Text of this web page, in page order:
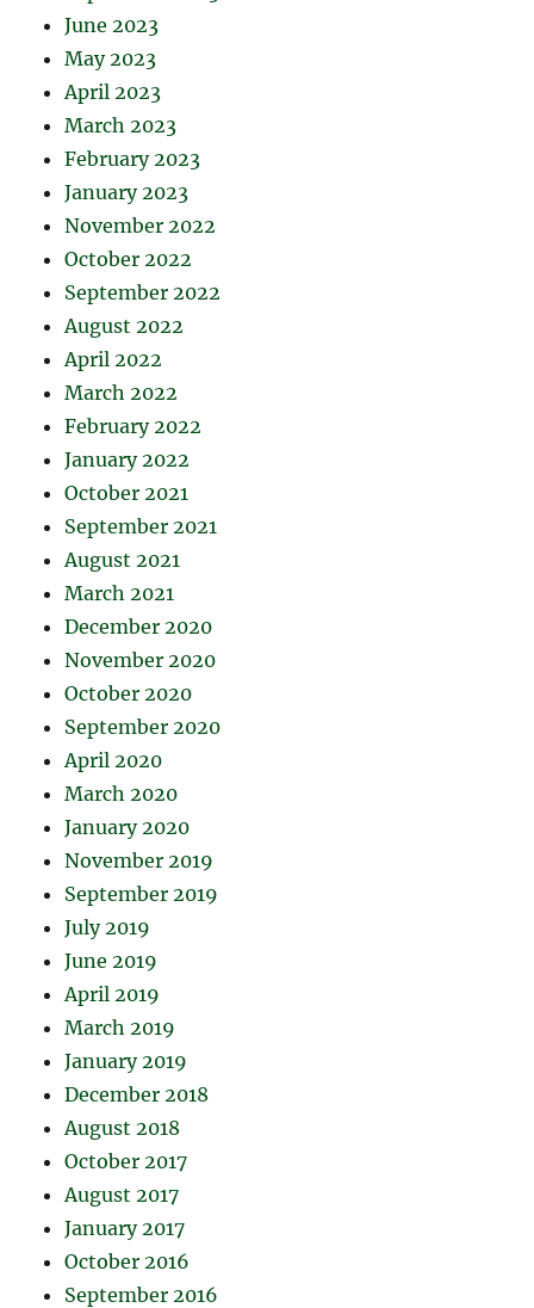
June 2023
May 2023
April 2023
March 2023
February 2023
January 2023
November 2022
October 2022
September 2022
August 2022
April 2022
March 2022
February 2022
January 2022
October 2021
September 2021
August 2021
March 2021
December 2020
November 2020
October 2020
September 2020
April 2020
March 2020
January 2020
November 2019
September 2019
July 2019
June 2019
April 2019
March 2019
January 2019
December 2018
August 2018
October 2017
August 2017
January 2017
October 2016
September 2016